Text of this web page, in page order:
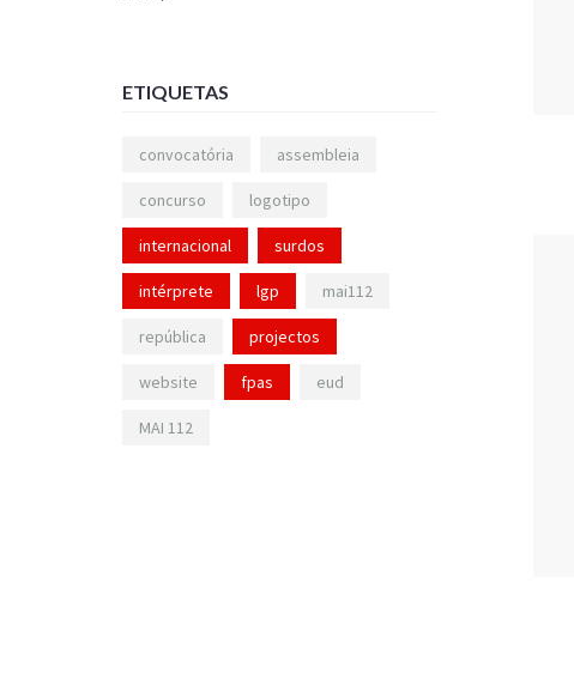
ETIQUETAS
convocatória assembleia
concurso logotipo
internacional surdos
intérprete lgp mai112
república projectos
website fpas eud
MAI 112